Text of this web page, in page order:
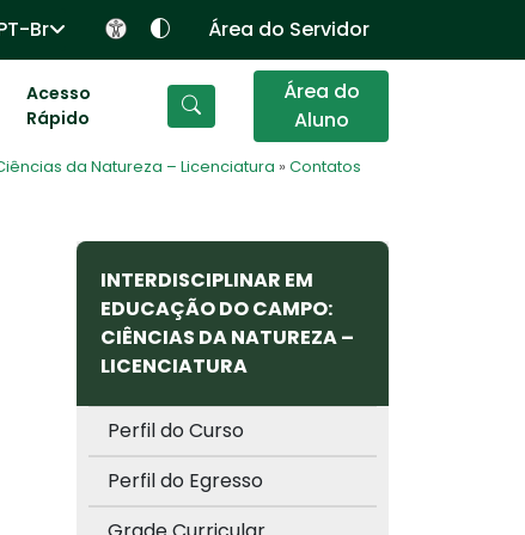
Br Área do Servidor
Acesso
Rápido
Área do
Aluno
da Natureza – Licenciatura » Contatos
INTERDISCIPLINAR EM
EDUCAÇÃO DO CAMPO:
CIÊNCIAS DA NATUREZA –
LICENCIATURA
Perfil do Curso
Perfil do Egresso